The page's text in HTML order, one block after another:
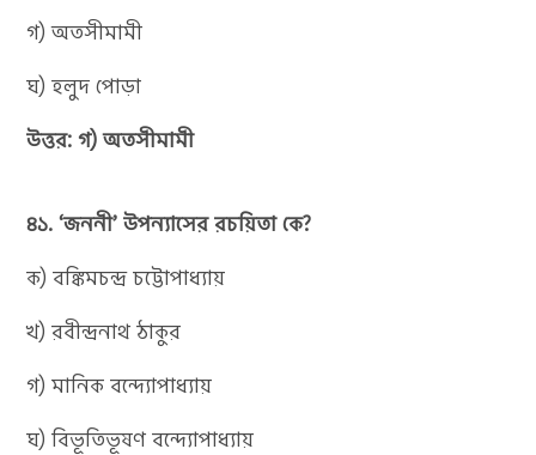
গ) অতসীমামী
ঘ) হলুদ পোড়া
উত্তর: গ) অতসীমামী
৪১. ‘জননী’ উপন্যাসের রচয়িতা কে?
ক) বঙ্কিমচন্দ্র চট্টোপাধ্যায়
খ) রবীন্দ্রনাথ ঠাকুর
গ) মানিক বন্দ্যোপাধ্যায়
ঘ) বিভূতিভূষণ বন্দ্যোপাধ্যায়